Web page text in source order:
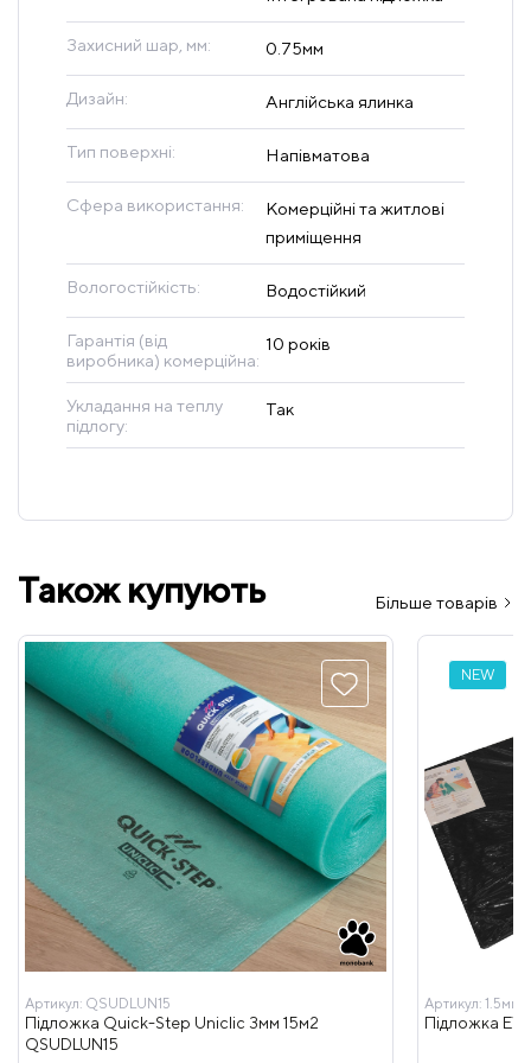
Захисний шар, мм: 0.75мм
Дизайн: Англійська ялинка
Тип поверхні: Напівматова
Сфера використання:
Комерційні та житлові
приміщення
Вологостійкість: Водостійкий
Гарантія (від
виробника) комерційна:
10 років
Укладання на теплу
підлогу:
Так
Також купують Більше товарів
Артикул: QSUDLUN15
Підложка Quick-Step Uniclic 3мм 15м2
QSUDLUN15
NEW
Артикул: 1.5мм
Підложка